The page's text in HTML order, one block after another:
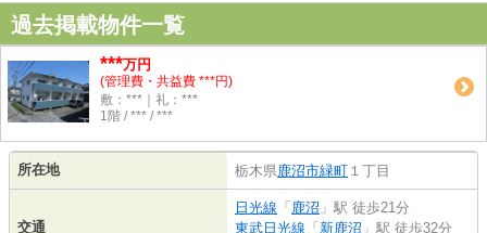
過去掲載物件一覧
***万円
(管理費・共益費 ***円)
敷：***｜礼：***
1階 / *** / ***
所在地 栃木県鹿沼市緑町 １丁目
交通
日光線 「 鹿沼 」駅 徒歩21分
東武日光線 「 新鹿沼 」駅 徒歩32分